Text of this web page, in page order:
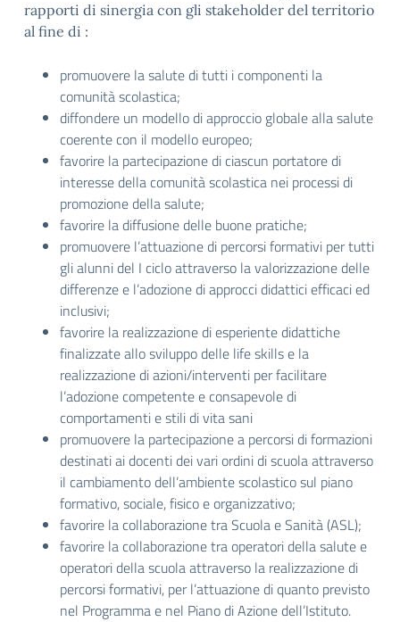
rapporti di sinergia con gli stakeholder del territorio
al fine di :
promuovere la salute di tutti i componenti la
comunità scolastica;
diffondere un modello di approccio globale alla salute
coerente con il modello europeo;
favorire la partecipazione di ciascun portatore di
interesse della comunità scolastica nei processi di
promozione della salute;
favorire la diffusione delle buone pratiche;
promuovere l’attuazione di percorsi formativi per tutti
gli alunni del I ciclo attraverso la valorizzazione delle
differenze e l’adozione di approcci didattici efficaci ed
inclusivi;
favorire la realizzazione di esperiente didattiche
finalizzate allo sviluppo delle life skills e la
realizzazione di azioni/interventi per facilitare
l’adozione competente e consapevole di
comportamenti e stili di vita sani
promuovere la partecipazione a percorsi di formazioni
destinati ai docenti dei vari ordini di scuola attraverso
il cambiamento dell’ambiente scolastico sul piano
formativo, sociale, fisico e organizzativo;
favorire la collaborazione tra Scuola e Sanità (ASL);
favorire la collaborazione tra operatori della salute e
operatori della scuola attraverso la realizzazione di
percorsi formativi, per l’attuazione di quanto previsto
nel Programma e nel Piano di Azione dell’Istituto.